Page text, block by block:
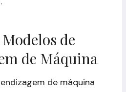
de
de Máquina
de máquina